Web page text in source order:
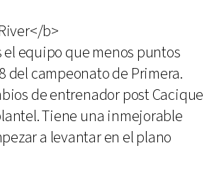
b>
el equipo que menos puntos
del campeonato de Primera.
de entrenador post Cacique
Tiene una inmejorable
a levantar en el plano